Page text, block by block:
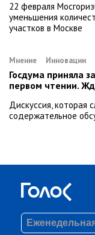
22 февраля
уменьшения
участков в Москве
Мнение Инновации
Госдума приняла
первом чтении.
Дискуссия, которая
содержательное